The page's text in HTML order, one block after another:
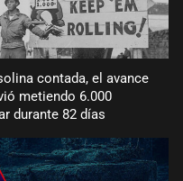
contada, el avance
metiendo 6.000
durante 82 días